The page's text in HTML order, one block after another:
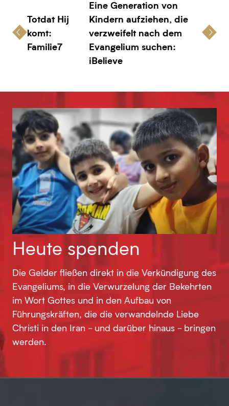
Totdat Hij
komt:
Familie7
Eine Generation von
Kindern aufziehen, die
verzweifelt nach dem
Evangelium suchen:
iBelieve
Heute spenden
Die Gelder fließen direkt in die Verkündigung des
Evangeliums, in die Verwurzelung der Bekehrten
im Wort Gottes und in den Aufbau von
Führungskräften, die die verwandelnde Liebe
Christi in den Iran - und darüber hinaus - bringen
werden.